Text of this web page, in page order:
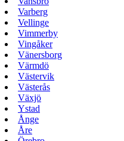
Varberg
Vellinge
Vimmerby
Vingåker
Vänersborg
Värmdö
Västervik
Västerås
Växjö
Ystad
Ånge
Åre